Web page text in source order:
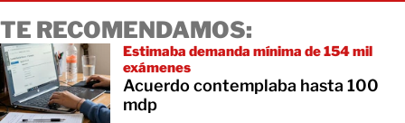
TE RECOMENDAMOS:
Estimaba demanda mínima de 154 mil
exámenes
Acuerdo contemplaba hasta 100
mdp